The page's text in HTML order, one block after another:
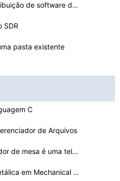
de software d…
SDR
pasta existente
pasta Weebly
de consulta de dados
SGML
Trocas
C
de Arquivos
O que fazer se o seu computador de mesa é uma tela pre…
Como criar peças de chapa metálica em Mechanical Desk…